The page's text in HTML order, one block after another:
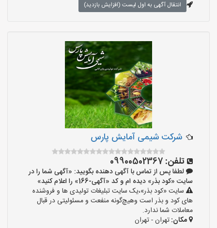
انتقال آگهی به اول لیست (افزایش بازدید)
شرکت شیمی آمایش پارس
تلفن: 09900502367
لطفا پس از تماس با آگهی دهنده بگویید: «آگهی شما را در
سایت «کود بذر» دیده ام و کد «آگهی-166» را اعلام کنید»
سایت «کود بذر»،یک سایت تبلیغات تولیدی ها و فروشنده
های کود و بذر است وهیچ‌گونه منفعت و مسئولیتی در قبال
معاملات شما ندارد.
مکان:تهران - تهران